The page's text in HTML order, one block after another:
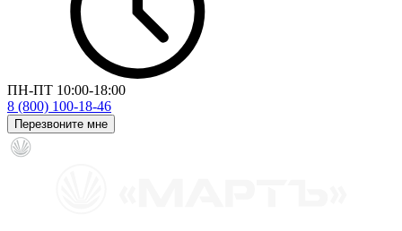
ПН-ПТ 10:00-18:00
8 (800) 100-18-46
Перезвоните мне